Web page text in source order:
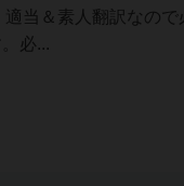
当＆素人翻訳なので
必...